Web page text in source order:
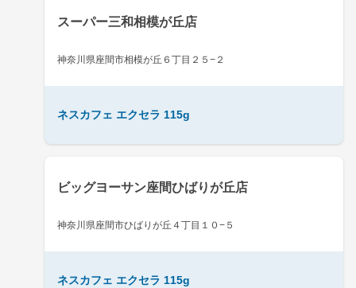
スーパー三和相模が丘店
神奈川県座間市相模が丘６丁目２５−２
ネスカフェ エクセラ 115g
ビッグヨーサン座間ひばりが丘店
神奈川県座間市ひばりが丘４丁目１０−５
ネスカフェ エクセラ 115g